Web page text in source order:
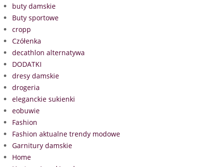
buty damskie
Buty sportowe
cropp
Czółenka
decathlon alternatywa
DODATKI
dresy damskie
drogeria
eleganckie sukienki
eobuwie
Fashion
Fashion aktualne trendy modowe
Garnitury damskie
Home